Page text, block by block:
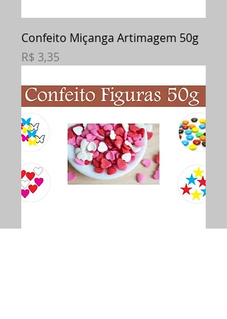
Confeito Miçanga Artimagem 50g
Preço
R$ 3,35